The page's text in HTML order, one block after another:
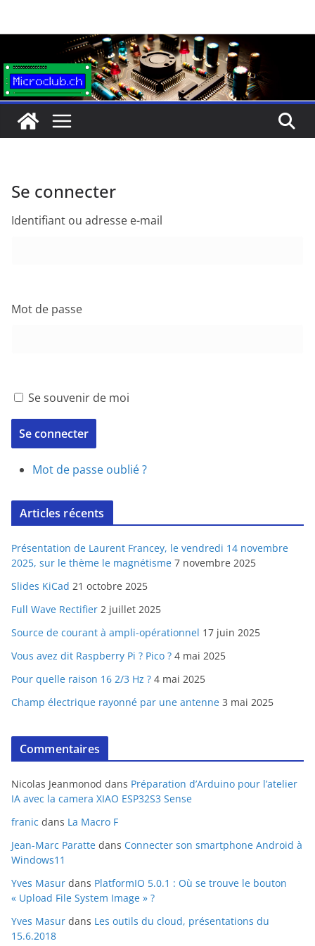
Se connecter
Identifiant ou adresse e-mail
Mot de passe
Se souvenir de moi
Se connecter
Mot de passe oublié ?
Articles récents
Présentation de Laurent Francey, le vendredi 14 novembre
2025, sur le thème le magnétisme 7 novembre 2025
Slides KiCad 21 octobre 2025
Full Wave Rectifier 2 juillet 2025
Source de courant à ampli-opérationnel 17 juin 2025
Vous avez dit Raspberry Pi ? Pico ? 4 mai 2025
Pour quelle raison 16 2/3 Hz ? 4 mai 2025
Champ électrique rayonné par une antenne 3 mai 2025
Commentaires
Nicolas Jeanmonod dans Préparation d’Arduino pour l’atelier
IA avec la camera XIAO ESP32S3 Sense
franic dans La Macro F
Jean-Marc Paratte dans Connecter son smartphone Android à
Windows11
Yves Masur dans PlatformIO 5.0.1 : Où se trouve le bouton
« Upload File System Image » ?
Yves Masur dans Les outils du cloud, présentations du
15.6.2018